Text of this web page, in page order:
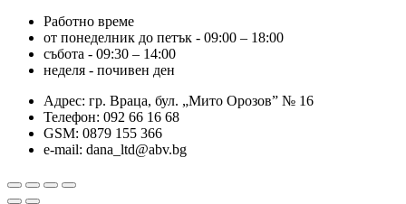
Работно време
от понеделник до петък - 09:00 – 18:00
събота - 09:30 – 14:00
неделя - почивен ден
Адрес: гр. Враца, бул. „Мито Орозов” № 16
Телефон: 092 66 16 68
GSM: 0879 155 366
e-mail: dana_ltd@abv.bg